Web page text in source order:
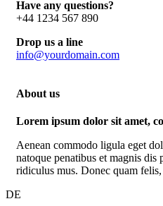
Have any questions?
+44 1234 567 890
Drop us a line
info@yourdomain.com
About us
Lorem ipsum dolor sit amet,
Aenean commodo ligula eget
natoque penatibus et magnis dis
ridiculus mus. Donec quam
DE